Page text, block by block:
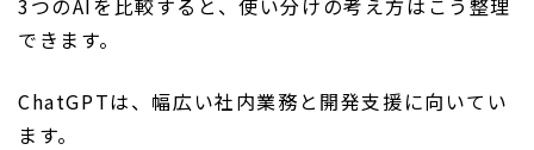
3つのAIを比較すると、使い分けの考え方はこう整理
できます。
ChatGPTは、幅広い社内業務と開発支援に向いてい
ます。